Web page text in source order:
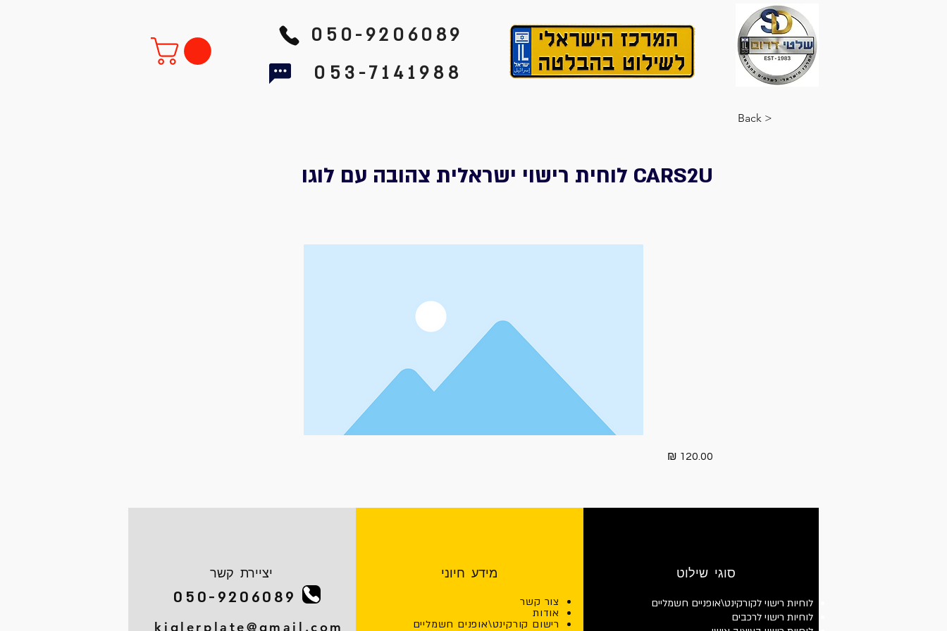
050-9206089
053-7141988
< Back
CARS2U לוחית רישוי ישראלית צהובה עם לוגו
120.00 ₪
יציירת קשר
050-9206089
kiglerplate@gmail.com
מידע חיוני
צור קשר
אודות
רישום קורקינט\אופנים חשמליים
סוגי שילוט
לוחיות רישוי לקורקינט\אופניים חשמליים
לוחיות רישוי לרכבים